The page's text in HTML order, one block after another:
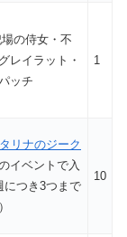
の侍女・不
レイラット・
ッチ
1
リナのジーク
イベントで入
につき3つまで
10